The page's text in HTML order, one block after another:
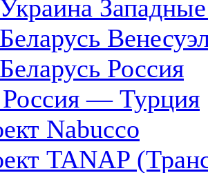
Россия
Россия — Турция
Nabucco
TANAP